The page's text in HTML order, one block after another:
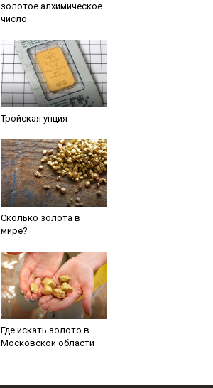
золотое алхимическое
число
Тройская унция
Сколько золота в
мире?
Где искать золото в
Московской области